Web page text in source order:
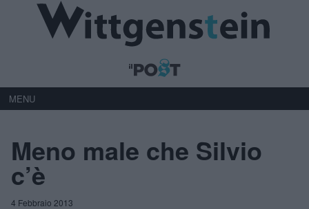
MENU
Meno male che Silvio
c’è
4 Febbraio 2013